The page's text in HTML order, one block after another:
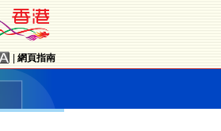
網頁指南